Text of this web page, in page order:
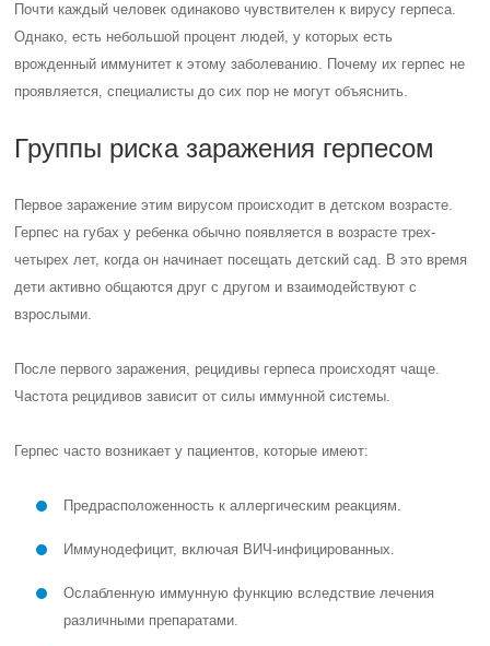
Почти каждый человек одинаково чувствителен к вирусу герпеса.
Однако, есть небольшой процент людей, у которых есть
врожденный иммунитет к этому заболеванию. Почему их герпес не
проявляется, специалисты до сих пор не могут объяснить.
Группы риска заражения герпесом
Первое заражение этим вирусом происходит в детском возрасте.
Герпес на губах у ребенка обычно появляется в возрасте трех-
четырех лет, когда он начинает посещать детский сад. В это время
дети активно общаются друг с другом и взаимодействуют с
взрослыми.
После первого заражения, рецидивы герпеса происходят чаще.
Частота рецидивов зависит от силы иммунной системы.
Герпес часто возникает у пациентов, которые имеют:
Предрасположенность к аллергическим реакциям.
Иммунодефицит, включая ВИЧ-инфицированных.
Ослабленную иммунную функцию вследствие лечения
различными препаратами.